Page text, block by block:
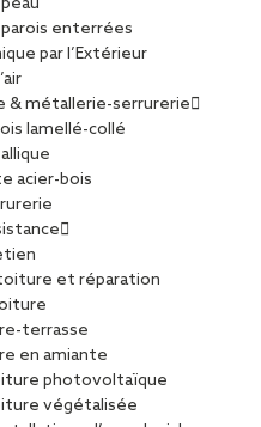
enterrées
par l’Extérieur
& métallerie-serrurerie
lamellé-collé
acier-bois
et réparation
terrasse
en amiante
photovoltaïque
végétalisée
à la réalisation
à poissons ?
base d’une pré-étude qui a
lyonnais Inexom que l’on
dans la construction
de grande complexité, la
atout pour le transport en
le bilan carbone.
de la qualification
(technicité supérieure) et
EN 1090 – 1 et 2 classe
été un véritable